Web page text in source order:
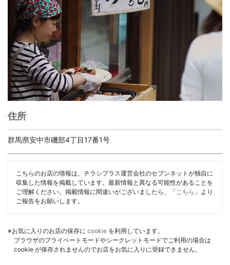
住所
群馬県安中市磯部4丁目17番1号
こちらのお店の情報は、チラシプラス運営会社のセブンネットが独自に
収集した情報を掲載しています。最新情報と異なる可能性があることを
ご理解ください。掲載情報に間違いがございましたら、「 こちら 」より
ご報告をお願いします。
※お気に入りのお店の保存に cookie を利用しています。
ブラウザのプライベートモードやシークレットモードでご利用の場合は
cookie が保存されませんのでお店をお気に入りに登録できません。